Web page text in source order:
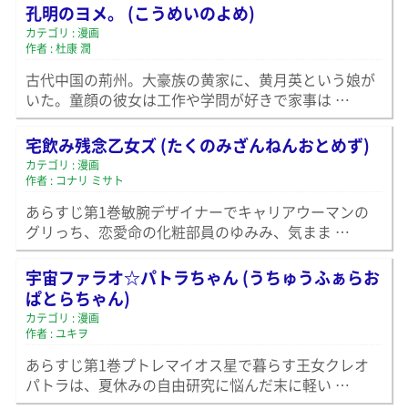
孔明のヨメ。 (こうめいのよめ)
カテゴリ : 漫画
作者 : 杜康 潤
古代中国の荊州。大豪族の黄家に、黄月英という娘が
いた。童顔の彼女は工作や学問が好きで家事は …
宅飲み残念乙女ズ (たくのみざんねんおとめず)
カテゴリ : 漫画
作者 : コナリ ミサト
あらすじ第1巻敏腕デザイナーでキャリアウーマンの
グリっち、恋愛命の化粧部員のゆみみ、気まま …
宇宙ファラオ☆パトラちゃん (うちゅうふぁらお
ぱとらちゃん)
カテゴリ : 漫画
作者 : ユキヲ
あらすじ第1巻プトレマイオス星で暮らす王女クレオ
パトラは、夏休みの自由研究に悩んだ末に軽い …